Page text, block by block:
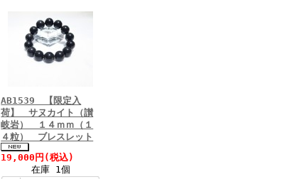
AB1539 【限定入
荷】 サヌカイト（讃
岐岩） １４ｍｍ（１
４粒） ブレスレット
19,000円 (税込)
在庫 1個